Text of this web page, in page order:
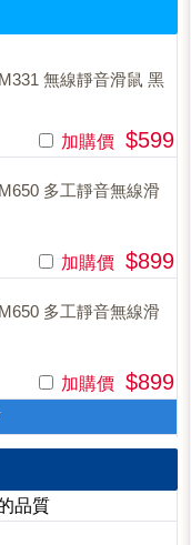
無線靜音滑鼠 黑
加購價 $599
多工靜音無線滑
加購價 $899
多工靜音無線滑
加購價 $899
品質